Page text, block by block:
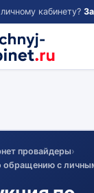
кабинету?
провайдеры›
обращению с